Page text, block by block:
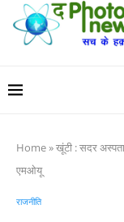
Home»खूंटी : सदर
एमओयू
राजनीति